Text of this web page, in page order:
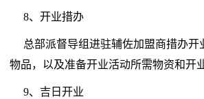
8、开业措办
总部派督导组进驻辅佐加盟商措办开
物品，以及准备开业活动所需物资和开
9、吉日开业